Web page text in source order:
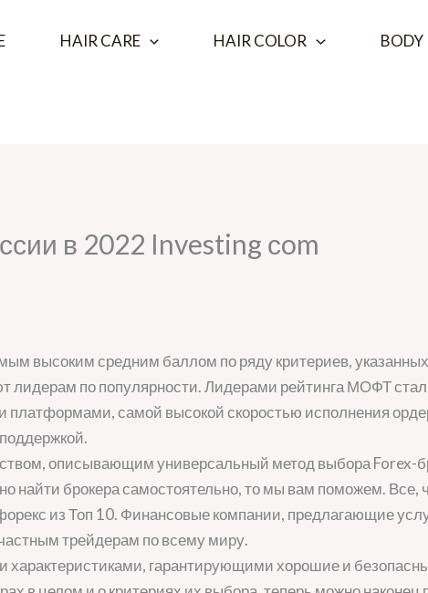
HAIR CARE HAIR COLOR BODY
в 2022 Investing сom
высоким средним баллом по ряду критериев,
лидерам по популярности. Лидерами рейтинга МОФТ
самой высокой скоростью исполнения
описывающим универсальный метод выбора Forex-
найти брокера самостоятельно, то мы вам поможем. Все,
из Топ 10. Финансовые компании, предлагающие
трейдерам по всему миру.
гарантирующими хорошие и